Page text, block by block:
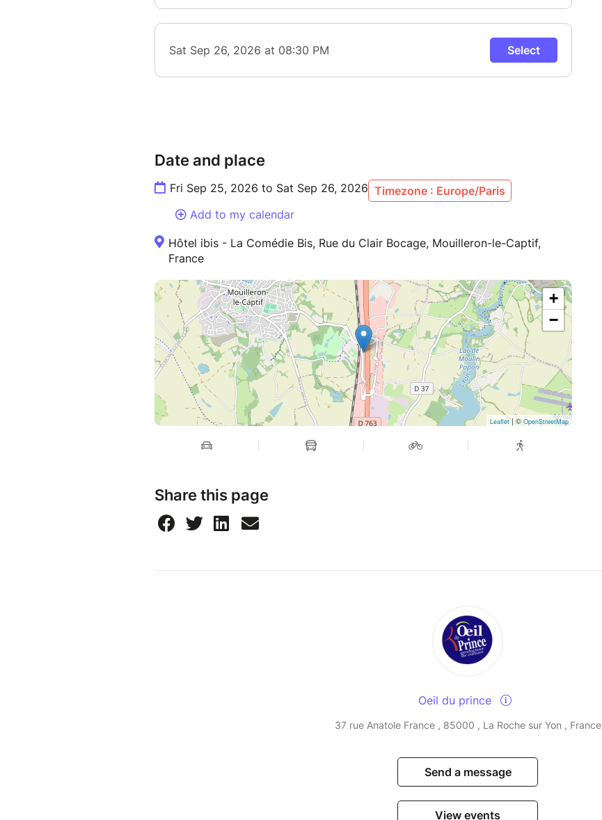
Date and place
Fri Sep 25, 2026 to Sat Sep 26, 2026 Timezone : Europe/Paris
Add to my calendar
Hôtel ibis - La Comédie Bis, Rue du Clair Bocage, Mouilleron-le-Captif,
France
+
−
Leaflet| © OpenStreetMap
Share this page
Oeil du prince
37 rue Anatole France , 85000 , La Roche sur Yon , France
Send a message
View events